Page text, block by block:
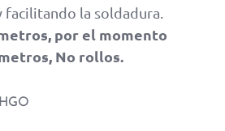
facilitando la soldadura.
por el momento
No rollos.